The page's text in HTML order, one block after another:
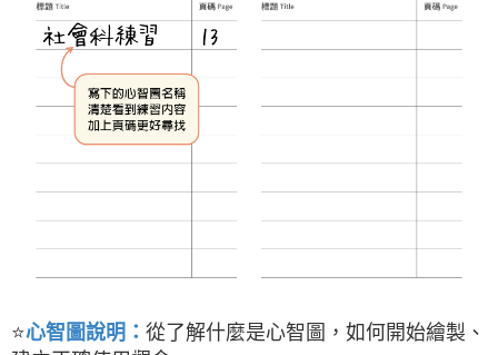
⭐心智圖說明： 從了解什麼是心智圖，如何開始繪製、